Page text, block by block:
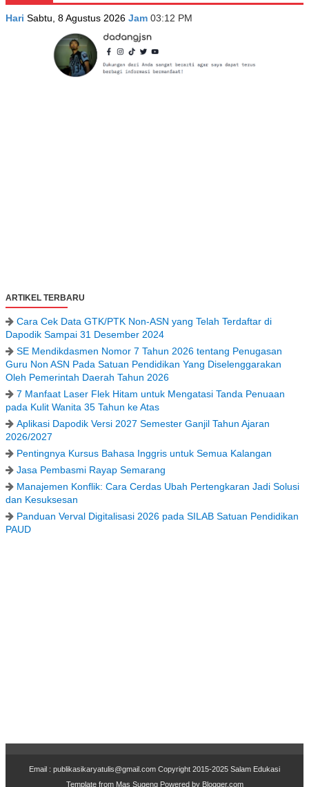
Hari Sabtu, 8 Agustus 2026 Jam 03:12 PM
ARTIKEL TERBARU
Cara Cek Data GTK/PTK Non-ASN yang Telah Terdaftar di
Dapodik Sampai 31 Desember 2024
SE Mendikdasmen Nomor 7 Tahun 2026 tentang Penugasan
Guru Non ASN Pada Satuan Pendidikan Yang Diselenggarakan
Oleh Pemerintah Daerah Tahun 2026
7 Manfaat Laser Flek Hitam untuk Mengatasi Tanda Penuaan
pada Kulit Wanita 35 Tahun ke Atas
Aplikasi Dapodik Versi 2027 Semester Ganjil Tahun Ajaran
2026/2027
Pentingnya Kursus Bahasa Inggris untuk Semua Kalangan
Jasa Pembasmi Rayap Semarang
Manajemen Konflik: Cara Cerdas Ubah Pertengkaran Jadi Solusi
dan Kesuksesan
Panduan Verval Digitalisasi 2026 pada SILAB Satuan Pendidikan
PAUD
Email : publikasikaryatulis@gmail.com Copyright 2015-2025 Salam Edukasi
Template from Mas SugengPowered by Blogger.com